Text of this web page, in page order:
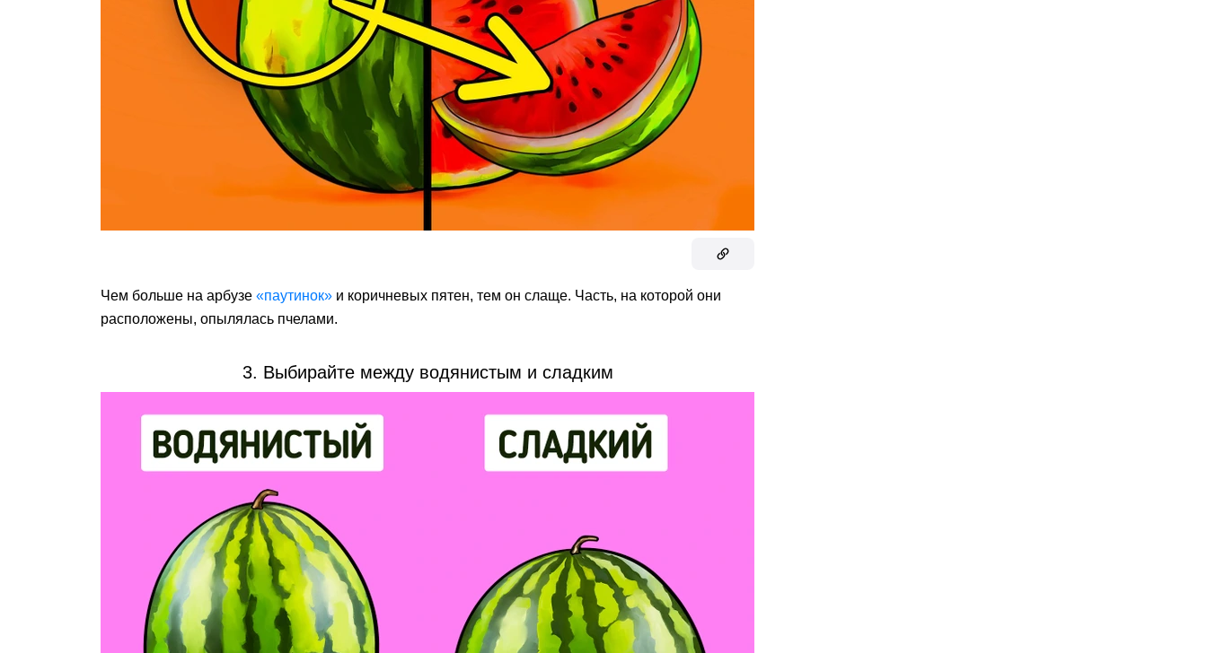
Чем больше на арбузе «паутинок» и коричневых пятен, тем он слаще. Часть, на которой они
расположены, опылялась пчелами.
3. Выбирайте между водянистым и сладким